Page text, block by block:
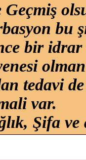
Geçmiş
bu
bir idrar
tedavi
var.
Şifa